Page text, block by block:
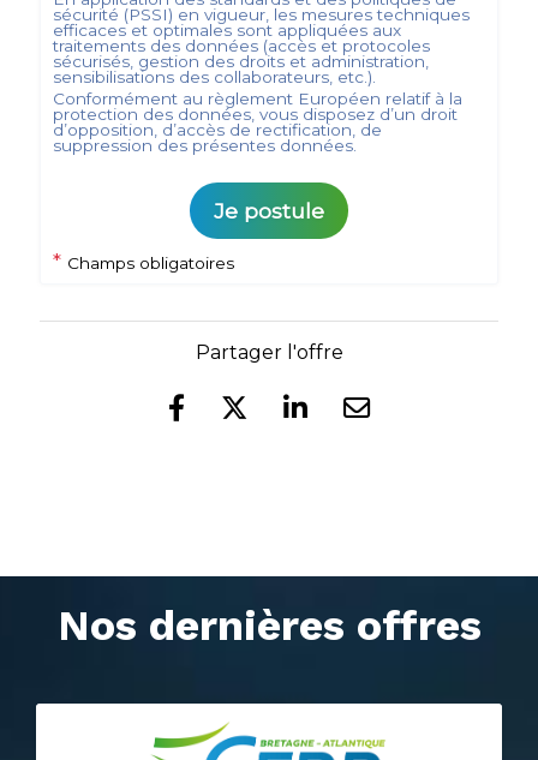
sécurité (PSSI) en vigueur, les mesures techniques
efficaces et optimales sont appliquées aux
traitements des données (accès et protocoles
sécurisés, gestion des droits et administration,
sensibilisations des collaborateurs, etc.).
Conformément au règlement Européen relatif à la
protection des données, vous disposez d’un droit
d’opposition, d’accès de rectification, de
suppression des présentes données.
Je postule
* Champs obligatoires
Partager l'offre
Nos dernières offres